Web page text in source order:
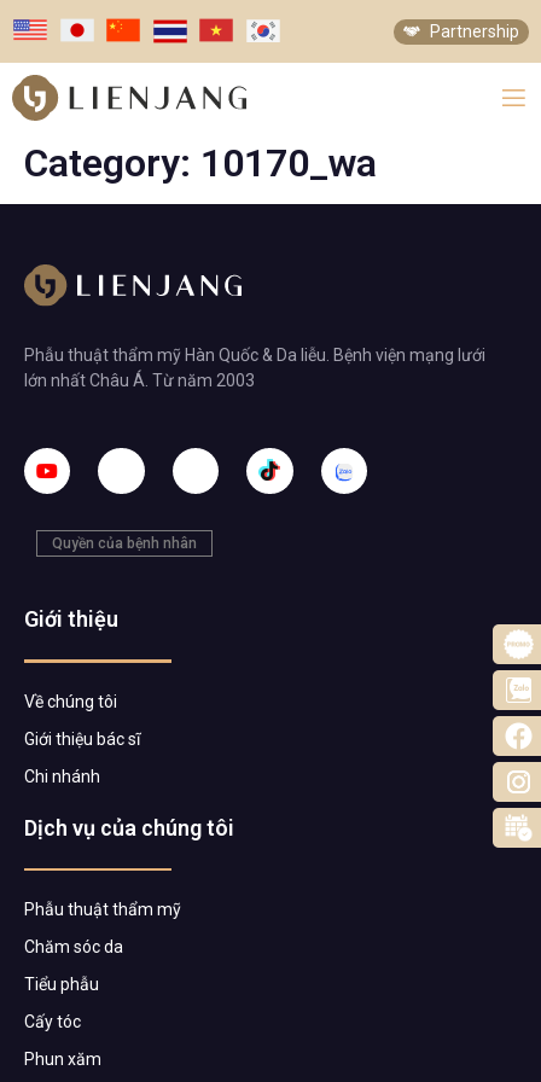
Partnership
Category: 10170_wa
Phẫu thuật thẩm mỹ Hàn Quốc & Da liễu. Bệnh viện mạng lưới
lớn nhất Châu Á. Từ năm 2003
Quyền của bệnh nhân
Giới thiệu
Về chúng tôi
Giới thiệu bác sĩ
Chi nhánh
Dịch vụ của chúng tôi
Phẫu thuật thẩm mỹ
Chăm sóc da
Tiểu phẫu
Cấy tóc
Phun xăm